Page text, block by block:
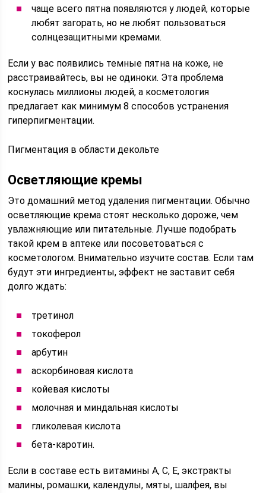
чаще всего пятна появляются у людей, которые
любят загорать, но не любят пользоваться
солнцезащитными кремами.
Если у вас появились темные пятна на коже, не
расстраивайтесь, вы не одиноки. Эта проблема
коснулась миллионы людей, а косметология
предлагает как минимум 8 способов устранения
гиперпигментации.
Пигментация в области декольте
Осветляющие кремы
Это домашний метод удаления пигментации. Обычно
осветляющие крема стоят несколько дороже, чем
увлажняющие или питательные. Лучше подобрать
такой крем в аптеке или посоветоваться с
косметологом. Внимательно изучите состав. Если там
будут эти ингредиенты, эффект не заставит себя
долго ждать:
третинол
токоферол
арбутин
аскорбиновая кислота
койевая кислоты
молочная и миндальная кислоты
гликолевая кислота
бета-каротин.
Если в составе есть витамины А, С, Е, экстракты
малины, ромашки, календулы, мяты, шалфея, вы